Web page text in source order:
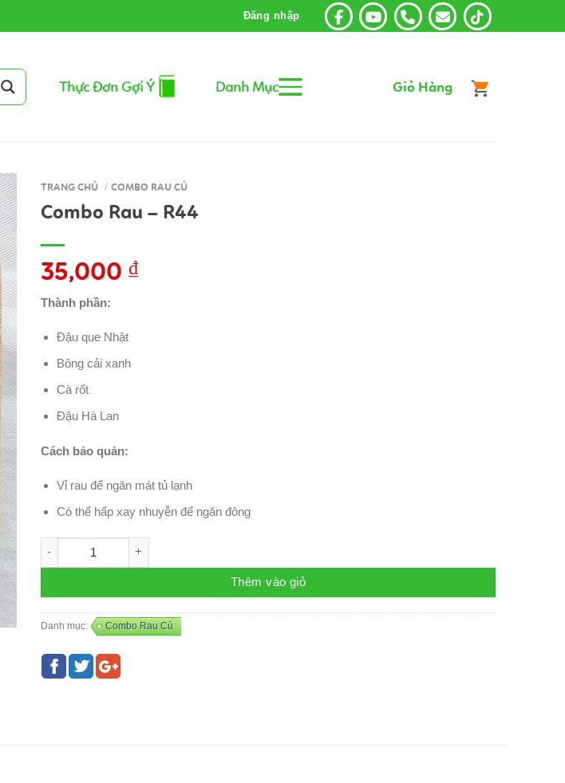
Đăng nhập
Thực Đơn Gợi Ý Danh Mục Giỏ Hàng
TRANG CHỦ / COMBO RAU CỦ
Combo Rau – R44
35,000 ₫
Thành phần:
Đậu que Nhật
Bông cải xanh
Cà rốt
Đậu Hà Lan
Cách bảo quản:
Vỉ rau để ngăn mát tủ lạnh
Có thể hấp xay nhuyễn để ngăn đông
Thêm vào giỏ
Danh mục: Combo Rau Củ